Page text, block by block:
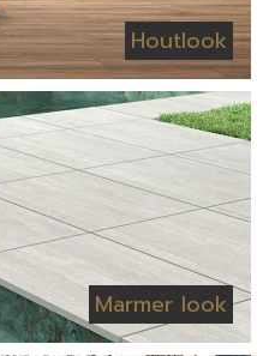
Houtlook
Marmer look